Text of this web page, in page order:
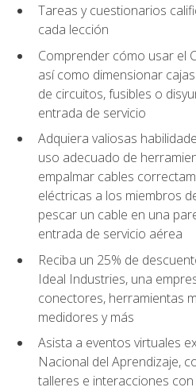
Tareas y cuestionarios
cada lección
Comprender cómo usar el
así como dimensionar
de circuitos, fusibles o
entrada de servicio
Adquiera valiosas
uso adecuado de
empalmar cables
eléctricas a los miembros
pescar un cable en una
entrada de servicio aérea
Reciba un 25% de
Ideal Industries, una
conectores, herramientas
medidores y más
Asista a eventos virtuales
Nacional del Aprendizaje,
talleres e interacciones